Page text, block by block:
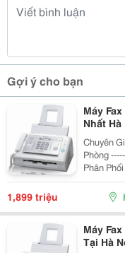
Gợi ý cho bạn
Máy
Nhất Hà
Chuyên
Phòng ------- Tân Phát Tự Hào 14 Năm Là Nhà Cung Cấp
Phân
Tới Cho
Nhất Hà
1,899 triệu
Máy
Tại Hà